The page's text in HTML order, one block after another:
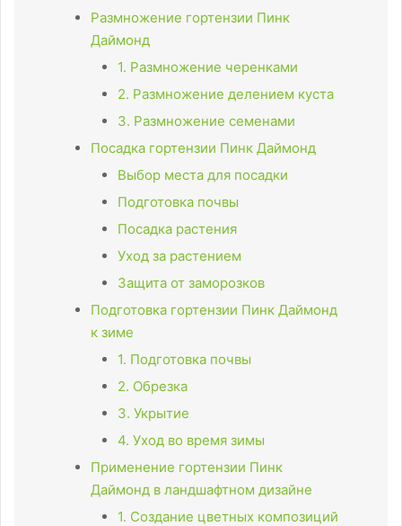
Размножение гортензии Пинк
Даймонд
1. Размножение черенками
2. Размножение делением куста
3. Размножение семенами
Посадка гортензии Пинк Даймонд
Выбор места для посадки
Подготовка почвы
Посадка растения
Уход за растением
Защита от заморозков
Подготовка гортензии Пинк Даймонд
к зиме
1. Подготовка почвы
2. Обрезка
3. Укрытие
4. Уход во время зимы
Применение гортензии Пинк
Даймонд в ландшафтном дизайне
1. Создание цветных композиций